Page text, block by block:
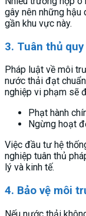
gây nên những
gần khu vực này.
3. Tuân thủ
Pháp luật về môi
nước thải đạt
nghiệp vi phạm sẽ
Phạt hành
Ngừng hoạt
Việc đầu tư hệ
nghiệp tuân thủ
lý và kinh tế.
4. Bảo vệ môi
Nếu nước thải